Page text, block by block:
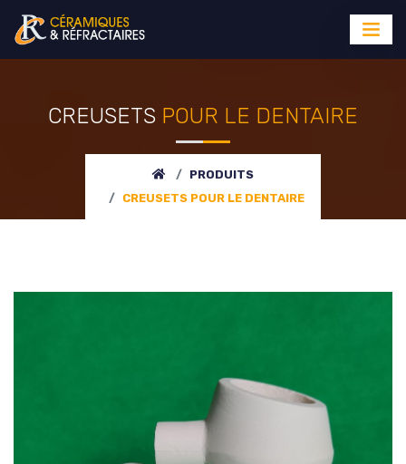
CREUSETS POUR LE DENTAIRE
PRODUITS
CREUSETS POUR LE DENTAIRE